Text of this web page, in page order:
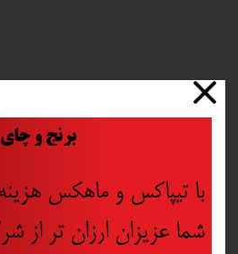
برنج و چای
با تیپاکس و ماهکس
شما عزیزان ارزان تر